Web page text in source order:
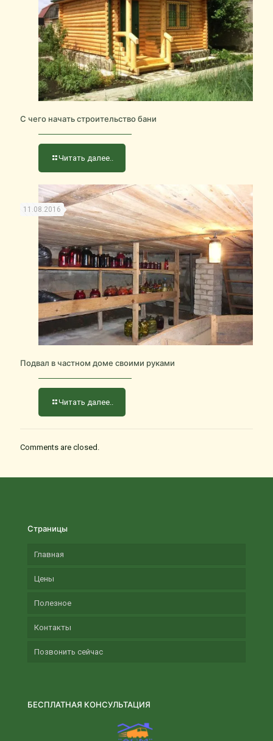
С чего начать строительство бани
Читать далее..
11.08.2016
Подвал в частном доме своими руками
Читать далее..
Comments are closed.
Страницы
Главная
Цены
Полезное
Контакты
Позвонить сейчас
БЕСПЛАТНАЯ КОНСУЛЬТАЦИЯ